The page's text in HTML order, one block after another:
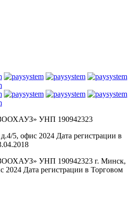
УНП 190942323
5, офис 2024 Дата регистрации в
УНП 190942323 г. Минск,
2024 Дата регистрации в Торговом